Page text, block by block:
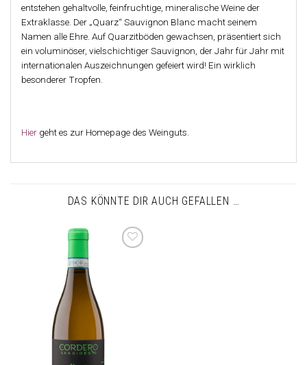
entstehen gehaltvolle, feinfruchtige, mineralische Weine der
Extraklasse. Der „Quarz“ Sauvignon Blanc macht seinem
Namen alle Ehre. Auf Quarzitböden gewachsen, präsentiert sich
ein voluminöser, vielschichtiger Sauvignon, der Jahr für Jahr mit
internationalen Auszeichnungen gefeiert wird! Ein wirklich
besonderer Tropfen.
Hier geht es zur Homepage des Weinguts.
DAS KÖNNTE DIR AUCH GEFALLEN …